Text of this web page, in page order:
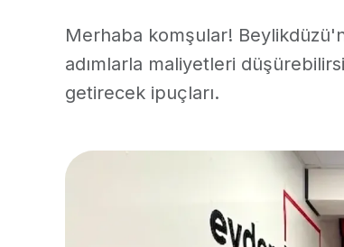
Merhaba komşular!
adımlarla maliyetleri
getirecek ipuçları.